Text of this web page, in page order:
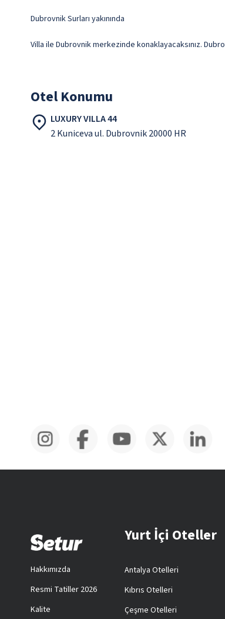
Dubrovnik Surları yakınında
Villa ile Dubrovnik merkezinde konaklayacaksınız.
Otel Konumu
LUXURY VILLA 44
2 Kuniceva ul. Dubrovnik 20000 HR
Hakkımızda
Resmi Tatiller 2026
Kalite
Yurt İçi Oteller
Antalya Otelleri
Kıbrıs Otelleri
Çeşme Otelleri